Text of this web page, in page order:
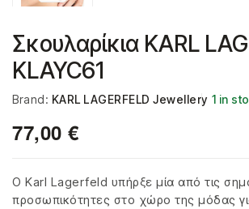
Σκουλαρίκια KARL
KLAYC61
Brand: KARL LAGERFELD Jewellery 1 in
77,00 €
Ο Karl Lagerfeld υπήρξε μία από τις
προσωπικότητες στο χώρο της μόδας